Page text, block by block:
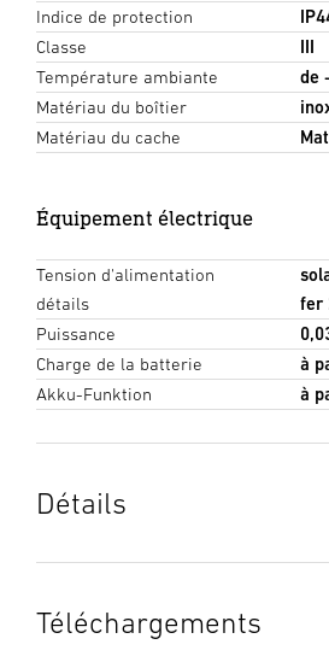
Indice de protection
Classe
III
Température ambiante
de
Matériau du boîtier
Matériau du cache
Équipement électrique
Tension d'alimentation
détails
fer
Puissance
Charge de la batterie
à
Akku-Funktion
à
Détails
Téléchargements